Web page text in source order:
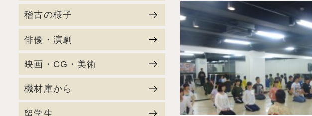
稽古の様子
俳優・演劇
映画・CG・美術
機材庫から
留学生